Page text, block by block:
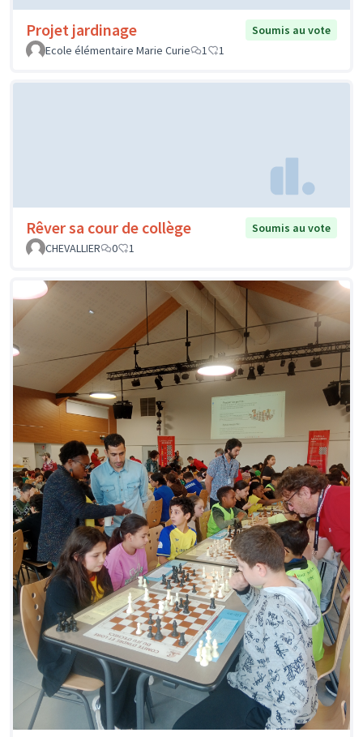
Projet jardinage
Soumis au vote
Ecole élémentaire Marie Curie
1 1
Rêver sa cour de collège
Soumis au vote
CHEVALLIER
0 1